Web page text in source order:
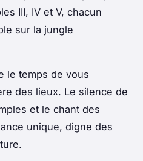
III, IV et V, chacun
sur la jungle
le temps de vous
des lieux. Le silence de
et le chant des
unique, digne des